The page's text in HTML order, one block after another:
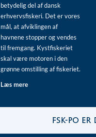
betydelig del af dansk
erhvervsfiskeri. Det er vores
mål, at afviklingen af
havnene stopper og vendes
til fremgang. Kystfiskeriet
skal være motoren i den
grønne omstilling af fiskeriet.
Læs mere
FSK-PO